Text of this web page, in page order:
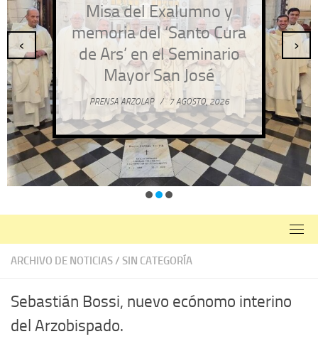
Misa del Exalumno y
memoria del ‘Santo Cura
de Ars’ en el Seminario
Mayor San José
PRENSA ARZOLAP / 7 AGOSTO, 2026
‹ ›
ARCHIVO DE NOTICIAS/ SIN CATEGORÍA
Sebastián Bossi, nuevo ecónomo interino
del Arzobispado.